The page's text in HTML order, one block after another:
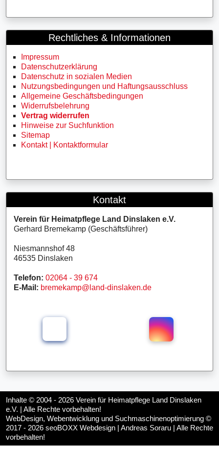
Rechtliches & Informationen
Impressum
Datenschutzerklärung
Datenschutz in sozialen Medien
Nutzungsbedingungen und Haftungsausschluss
Allgemeine Geschäftsbedingungen
Widerrufsbelehrung
Vertrag widerrufen
Hinweise zur Suchfunktion
Sitemap
Kontakt | Kontaktformular
Kontakt
Verein für Heimatpflege Land Dinslaken e.V.
Gerhard Bremekamp (Geschäftsführer)
Niesmannshof 48
46535 Dinslaken
Telefon: 02064 - 39 674
E-Mail: bremekamp@land-dinslaken.de
Inhalte © 2004 - 2026 Verein für Heimatpflege Land Dinslaken
e.V. | Alle Rechte vorbehalten!
WebDesign, Webentwicklung und Suchmaschinenoptimierung ©
2017 - 2026 seoBOXX Webdesign | Andreas Soraru | Alle Rechte
vorbehalten!